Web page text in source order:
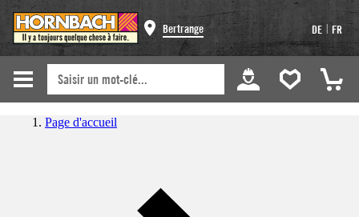
Bertrange DE | FR
Page d'accueil